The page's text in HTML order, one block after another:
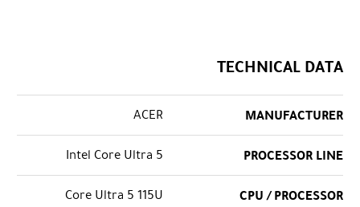
TECHNICAL DATA
MANUFACTURER
ACER
PROCESSOR LINE
Intel Core Ultra 5
CPU / PROCESSOR
Core Ultra 5 115U